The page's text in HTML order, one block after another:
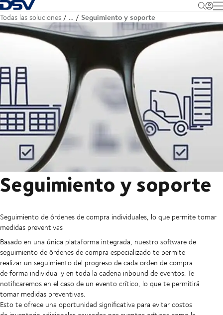
Volver a la página principal
Todas las soluciones … Seguimiento y soporte
Seguimiento y soporte
Seguimiento de órdenes de compra individuales, lo que permite tomar
medidas preventivas
Basado en una única plataforma integrada, nuestro software de
seguimiento de órdenes de compra especializado te permite
realizar un seguimiento del progreso de cada orden de compra
de forma individual y en toda la cadena inbound de eventos. Te
notificaremos en el caso de un evento crítico, lo que te permitirá
tomar medidas preventivas.
Esto te ofrece una oportunidad significativa para evitar costos